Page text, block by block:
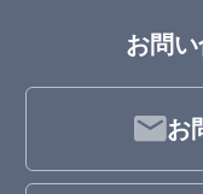
お問
お